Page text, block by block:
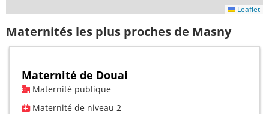
Leaflet
Maternités les plus proches de Masny
Maternité de Douai
Maternité publique
Maternité de niveau 2